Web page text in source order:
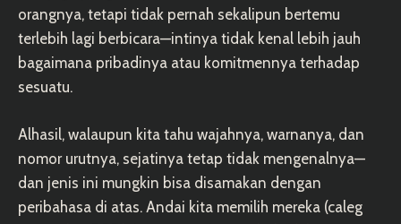
orangnya, tetapi tidak pernah sekalipun bertemu
terlebih lagi berbicara—intinya tidak kenal lebih jauh
bagaimana pribadinya atau komitmennya terhadap
sesuatu.
Alhasil, walaupun kita tahu wajahnya, warnanya, dan
nomor urutnya, sejatinya tetap tidak mengenalnya—
dan jenis ini mungkin bisa disamakan dengan
peribahasa di atas. Andai kita memilih mereka (caleg